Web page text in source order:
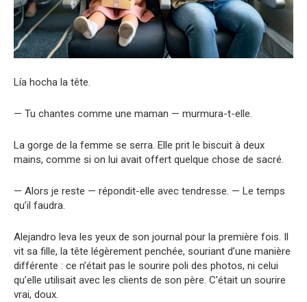
Lía hocha la tête.
— Tu chantes comme une maman — murmura-t-elle.
La gorge de la femme se serra. Elle prit le biscuit à deux
mains, comme si on lui avait offert quelque chose de sacré.
— Alors je reste — répondit-elle avec tendresse. — Le temps
qu’il faudra.
Alejandro leva les yeux de son journal pour la première fois. Il
vit sa fille, la tête légèrement penchée, souriant d’une manière
différente : ce n’était pas le sourire poli des photos, ni celui
qu’elle utilisait avec les clients de son père. C’était un sourire
vrai, doux.